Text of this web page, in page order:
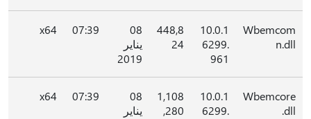
Wbemcom
n.dll
10.0.1
6299.
961
448,8
24
08
يناير
2019
07:39
x64
Wbemcore
.dll
10.0.1
6299.
1,108
,280
08
يناير
07:39
x64